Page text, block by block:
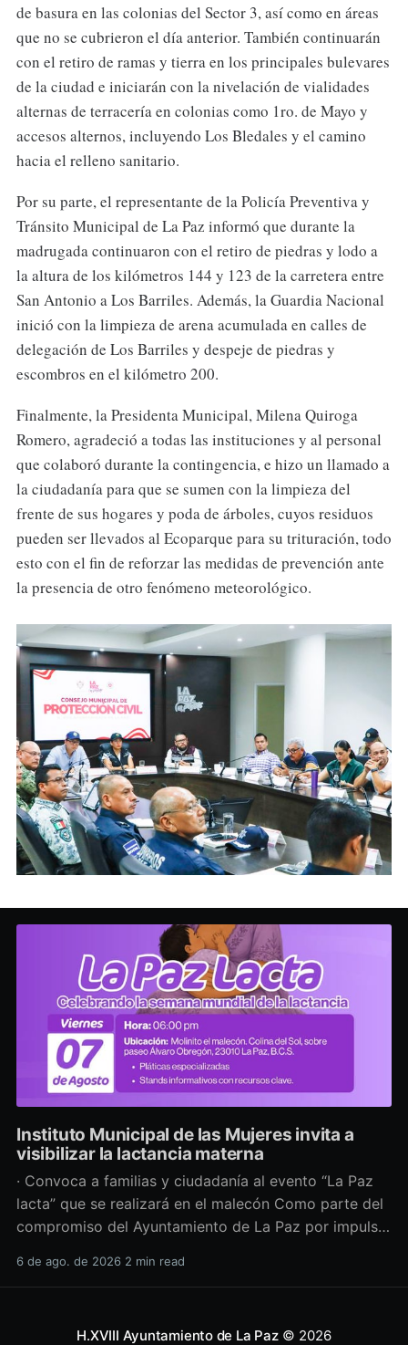
de basura en las colonias del Sector 3, así como en áreas
que no se cubrieron el día anterior. También continuarán
con el retiro de ramas y tierra en los principales bulevares
de la ciudad e iniciarán con la nivelación de vialidades
alternas de terracería en colonias como 1ro. de Mayo y
accesos alternos, incluyendo Los Bledales y el camino
hacia el relleno sanitario.
Por su parte, el representante de la Policía Preventiva y
Tránsito Municipal de La Paz informó que durante la
madrugada continuaron con el retiro de piedras y lodo a
la altura de los kilómetros 144 y 123 de la carretera entre
San Antonio a Los Barriles. Además, la Guardia Nacional
inició con la limpieza de arena acumulada en calles de
delegación de Los Barriles y despeje de piedras y
escombros en el kilómetro 200.
Finalmente, la Presidenta Municipal, Milena Quiroga
Romero, agradeció a todas las instituciones y al personal
que colaboró durante la contingencia, e hizo un llamado a
la ciudadanía para que se sumen con la limpieza del
frente de sus hogares y poda de árboles, cuyos residuos
pueden ser llevados al Ecoparque para su trituración, todo
esto con el fin de reforzar las medidas de prevención ante
la presencia de otro fenómeno meteorológico.
Instituto Municipal de las Mujeres invita a
visibilizar la lactancia materna
· Convoca a familias y ciudadanía al evento “La Paz
lacta” que se realizará en el malecón Como parte del
compromiso del Ayuntamiento de La Paz por impulsar
salud y los derechos de las mujeres, así como generar
6 de ago. de 2026 2 min read
H.XVIII Ayuntamiento de La Paz© 2026